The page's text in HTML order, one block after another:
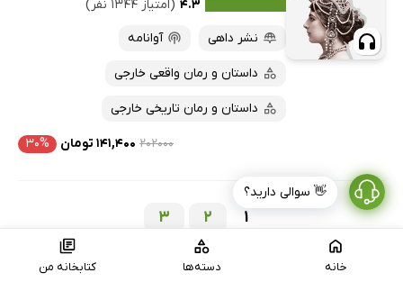
خانه دسته‌ها کتابخانه من
۴.۳ (امتیاز ۱۳۴۴ نفر)
نشر داهی
آوانامه
داستان و رمان واقعی خارجی
داستان و رمان تاریخی خارجی
۲۰۲۰۰۰ ۱۴۱,۴۰۰ تومان ۳۰%
1
2
3
صفحه بعد
👋 سوالی دارید؟